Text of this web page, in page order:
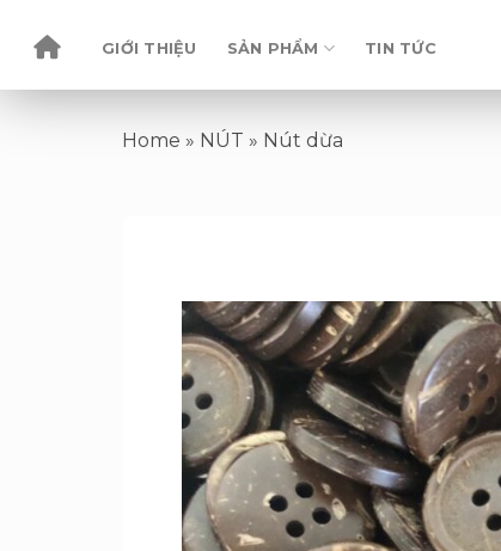
GIỚI THIỆU SẢN PHẨM TIN TỨC
Home » NÚT » Nút dừa